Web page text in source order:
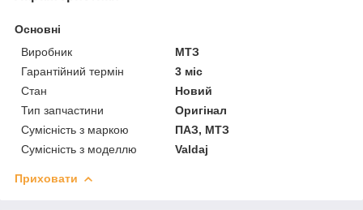
Основні
Виробник
МТЗ
Гарантійний термін
3 міс
Стан
Новий
Тип запчастини
Оригінал
Сумісність з маркою
ПАЗ, МТЗ
Сумісність з моделлю
Valdaj
Приховати